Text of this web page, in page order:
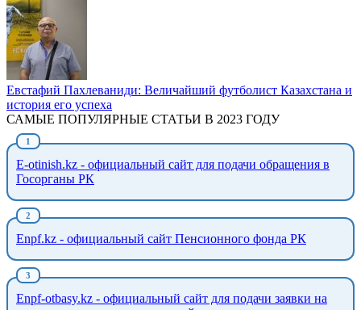
Евстафий Пахлеваниди: Величайший футболист Казахстана и
история его успеха
САМЫЕ ПОПУЛЯРНЫЕ СТАТЬИ В 2023 ГОДУ
E-otinish.kz - официальный сайт для подачи обращения в
Госорганы РК
Enpf.kz - официальный сайт Пенсионного фонда РК
Enpf-otbasy.kz - официальный сайт для подачи заявки на